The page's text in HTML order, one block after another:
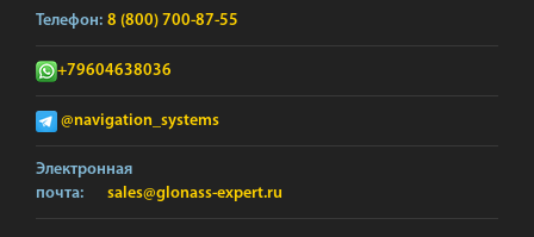
Телефон: 8 (800) 700-87-55
+79604638036
@navigation_systems
Электронная
почта:
sales@glonass-expert.ru